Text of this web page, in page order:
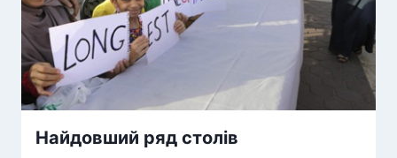
Найдовший ряд столів